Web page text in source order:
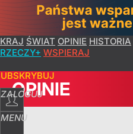
KRAJ ŚWIAT OPINIE HISTORIA
RZECZY+ WSPIERAJ
ZALOGUJ
MENU
OPINIE